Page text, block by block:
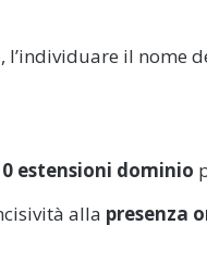
, l’individuare il nome
estensioni dominio
alla presenza